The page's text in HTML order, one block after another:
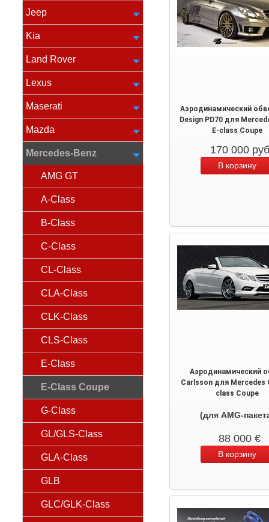
Jeep
Kia
Land Rover
Lexus
Maserati
Mazda
Mercedes-Benz
AMG GT
A-Class
B-Class
C-Class
CL-Class
CLA-Class
CLK-Class
CLS-Class
E-Class
E-Class Coupe
G-Class
GL/GLS-Class
GLA-Class
GLB
GLC/GLK-Class
Аэродинамический
Design PD70 для
E-class Coupe
170 000 руб
Аэродинамический
Carlsson для Mercedes
class Coupe
(для AMG-
88 000 €